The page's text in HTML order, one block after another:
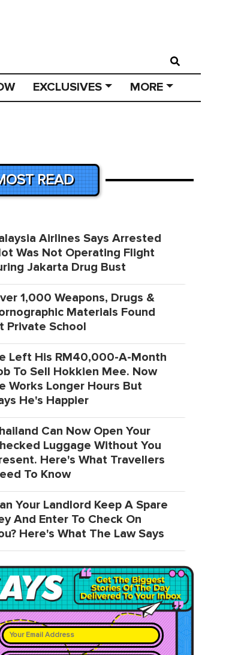
EXCLUSIVES MORE
READ
Airlines Says Arrested
Was Not Operating Flight
Jakarta Drug Bust
1,000 Weapons, Drugs &
Materials Found
Private School
Left His RM40,000-A-Month
To Sell Hokkien Mee. Now
Works Longer Hours But
He's Happier
Can Now Open Your
Luggage Without You
Here's What Travellers
To Know
Your Landlord Keep A Spare
And Enter To Check On
Here's What The Law Says